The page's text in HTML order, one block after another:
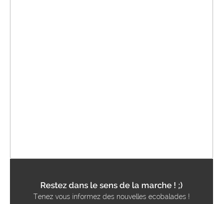
Restez dans le sens de la marche ! ;)
Tenez vous informez des nouvelles ecobalades !